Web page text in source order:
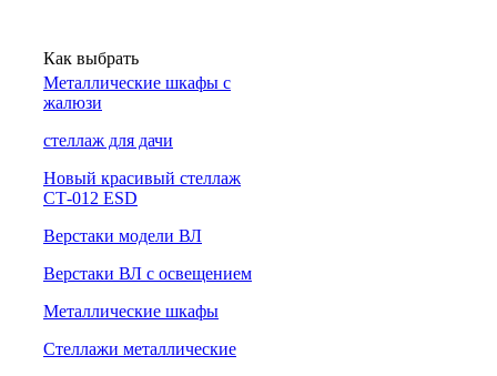
Как выбрать
Металлические шкафы с
жалюзи
cтеллаж для дачи
Новый красивый стеллаж
СТ-012 ESD
Верстаки модели ВЛ
Верстаки ВЛ с освещением
Металлические шкафы
Стеллажи металлические